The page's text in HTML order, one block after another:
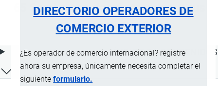
DIRECTORIO OPERADORES DE
COMERCIO EXTERIOR
¿Es operador de comercio internacional? registre
ahora su empresa, únicamente necesita completar el
siguienteformulario.
65 Sombreros, demás tocados, y sus
partes
ÍNDICE DE CONTENIDOS